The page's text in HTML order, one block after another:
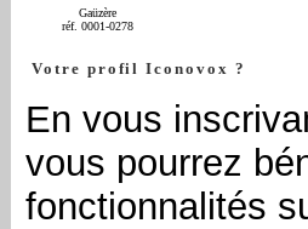
Gaüzère
réf. 0001-0278
Votre profil Iconovox ?
En vous
vous pourrez
fonctionnalités